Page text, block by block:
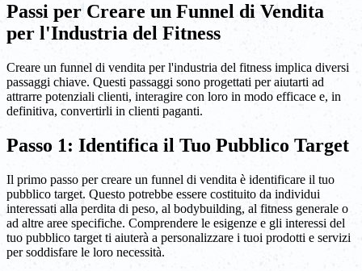
Passi per Creare un Funnel di Vendita
per l'Industria del Fitness
Creare un funnel di vendita per l'industria del fitness implica diversi
passaggi chiave. Questi passaggi sono progettati per aiutarti ad
attrarre potenziali clienti, interagire con loro in modo efficace e, in
definitiva, convertirli in clienti paganti.
Passo 1: Identifica il Tuo Pubblico Target
Il primo passo per creare un funnel di vendita è identificare il tuo
pubblico target. Questo potrebbe essere costituito da individui
interessati alla perdita di peso, al bodybuilding, al fitness generale o
ad altre aree specifiche. Comprendere le esigenze e gli interessi del
tuo pubblico target ti aiuterà a personalizzare i tuoi prodotti e servizi
per soddisfare le loro necessità.